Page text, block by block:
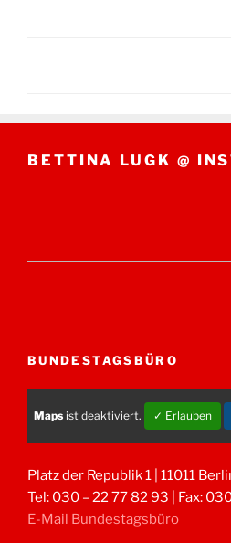
BETTINA LUGK @
BUNDESTAGSBÜRO
Maps ist deaktiviert. ✓ Erlauben
Platz der Republik 1 | 11011
Tel: 030 – 22 77 82 93 | Fax:
E-Mail Bundestagsbüro